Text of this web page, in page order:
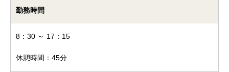
勤務時間
8：30 ～ 17：15
休憩時間：45分